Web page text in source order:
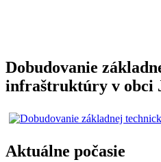
Dobudovanie
infraštruktúry v obci
Aktuálne počasie